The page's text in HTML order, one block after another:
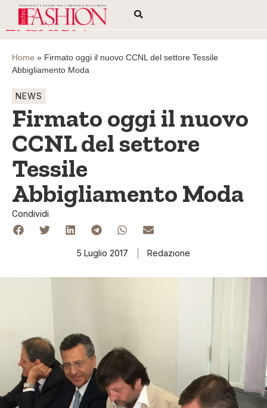
Home » Firmato oggi il nuovo CCNL del settore Tessile
Abbigliamento Moda
NEWS
Firmato oggi il nuovo
CCNL del settore
Tessile
Abbigliamento Moda
Condividi
5 Luglio 2017 Redazione